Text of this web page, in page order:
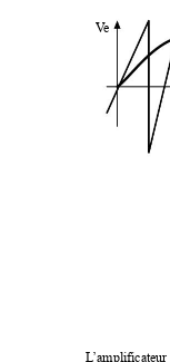
L’amplificateur
Ve